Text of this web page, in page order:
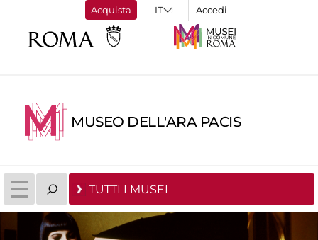
Acquista Accedi
MUSEO DELL'ARA PACIS
TUTTI I MUSEI